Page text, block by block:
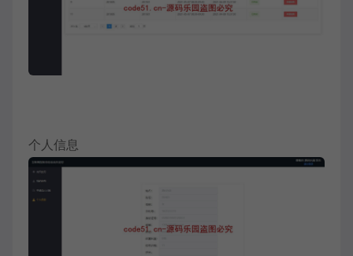
个人信息